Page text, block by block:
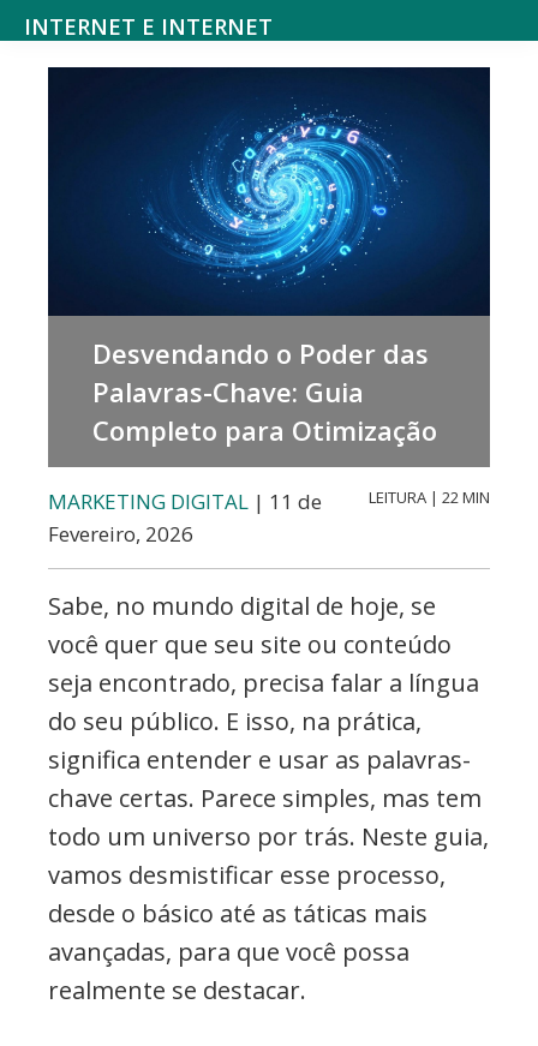
Saltar
Skip
INTERNET E INTERNET
Mundodanet
design,
hardware,
Adwords
muito
mais
Desvendando o Poder das
Palavras-Chave: Guia
Completo para Otimização
MARKETING DIGITAL | 11 de
Fevereiro, 2026
LEITURA | 22 MIN
Sabe, no mundo digital de hoje, se
você quer que seu site ou conteúdo
seja encontrado, precisa falar a língua
do seu público. E isso, na prática,
significa entender e usar as palavras-
chave certas. Parece simples, mas tem
todo um universo por trás. Neste guia,
vamos desmistificar esse processo,
desde o básico até as táticas mais
avançadas, para que você possa
realmente se destacar.